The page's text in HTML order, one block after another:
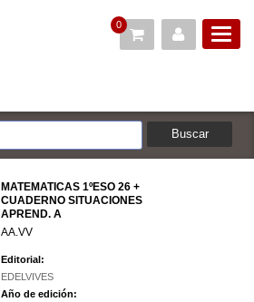
0
MATEMATICAS 1ºESO 26 +
CUADERNO SITUACIONES
APREND. A
AA.VV
Editorial:
EDELVIVES
Año de edición: